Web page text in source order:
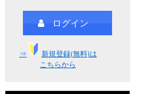
ログイン
⇒
新規登録(無料)は
こちらから